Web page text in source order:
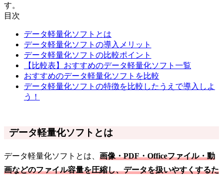
す。
目次
データ軽量化ソフトとは
データ軽量化ソフトの導入メリット
データ軽量化ソフトの比較ポイント
【比較表】おすすめのデータ軽量化ソフト一覧
おすすめのデータ軽量化ソフトを比較
データ軽量化ソフトの特徴を比較したうえで導入しよ
う！
データ軽量化ソフトとは
データ軽量化ソフトとは、 画像・PDF・Officeファイル・動
画などのファイル容量を圧縮し、データを扱いやすくするた